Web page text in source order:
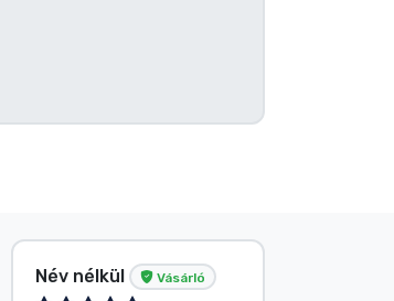
Név nélkül Vásárló